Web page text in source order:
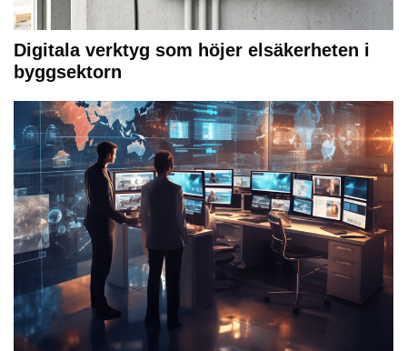
Digitala verktyg som höjer elsäkerheten i
byggsektorn